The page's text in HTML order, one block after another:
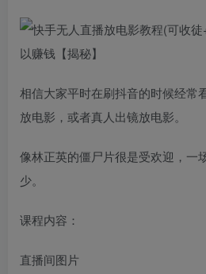
相信大家平时在刷抖音的时候经常
放电影，或者真人出镜放电影。
像林正英的僵尸片很是受欢迎，一
少。
课程内容：
直播间图片